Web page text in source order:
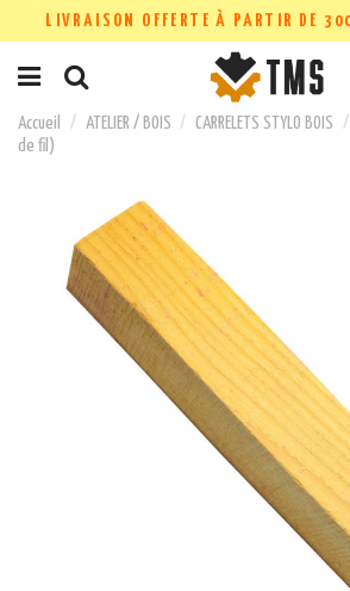
LIVRAISON OFFERTE À PARTIR DE
Accueil ATELIER / BOIS CARRELETS STYLO BOIS
de fil)